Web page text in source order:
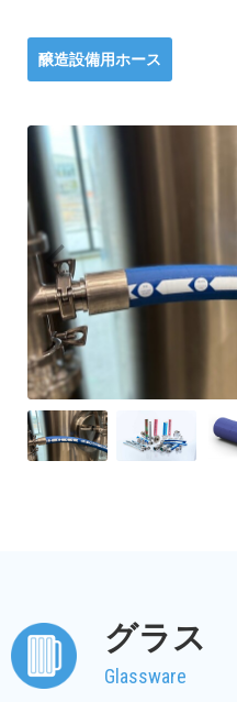
醸造設備用ホース
グラス
Glassware